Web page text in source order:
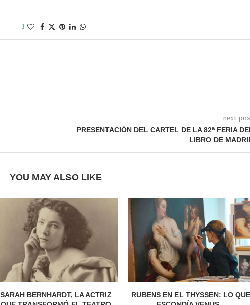
1
next
PRESENTACIÓN DEL CARTEL DE LA 82ª FERIA
LIBRO DE
YOU MAY ALSO LIKE
SARAH BERNHARDT, LA ACTRIZ
RUBENS EN EL THYSSEN: LO QUE